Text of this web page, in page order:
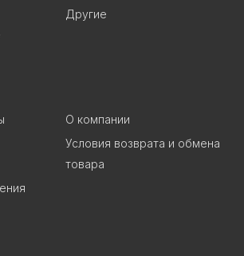
Другие
О компании
Условия возврата и обмена
товара